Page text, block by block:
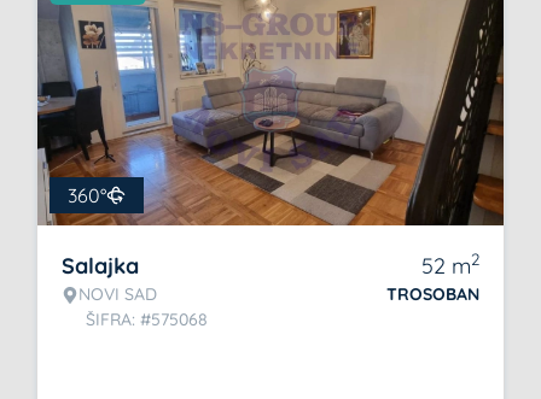
360°
Salajka
NOVI SAD
ŠIFRA: #575068
52 m2
TROSOBAN